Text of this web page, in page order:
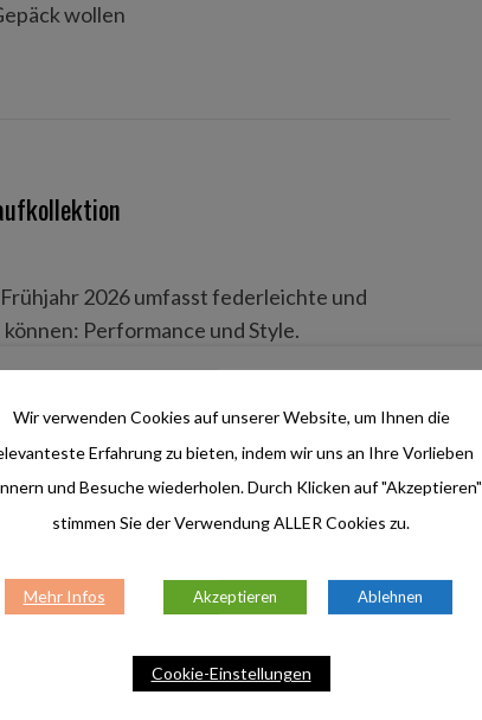
wollen
2026 umfasst federleichte und
Performance und Style.
Das Hotel Lamm in Kastelruth
Exzellenz, moderne Architektur und
Wir verwenden Cookies auf unserer Website, um Ihnen die
Erfahrung zu bieten, indem wir uns an Ihre Vorlieben
und Besuche wiederholen. Durch Klicken auf "Akzeptieren"
stimmen Sie der Verwendung ALLER Cookies zu.
Mehr Infos Akzeptieren Ablehnen
Cookie-Einstellungen